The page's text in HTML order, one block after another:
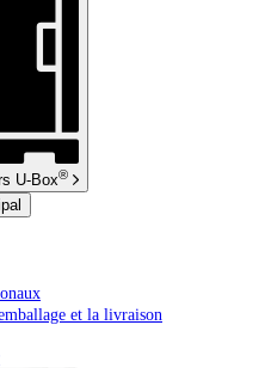
U-Box®
et la livraison